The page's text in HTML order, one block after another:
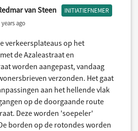
van Steen INITIATIEFNEMER
years ago
verkeersplateaus op het
de Azaleastraat en
worden aangepast, vandaag
verzonden. Het gaat
aan het hellende vlak
op de doorgaande route
Deze worden 'soepeler'
borden op de rotondes worden